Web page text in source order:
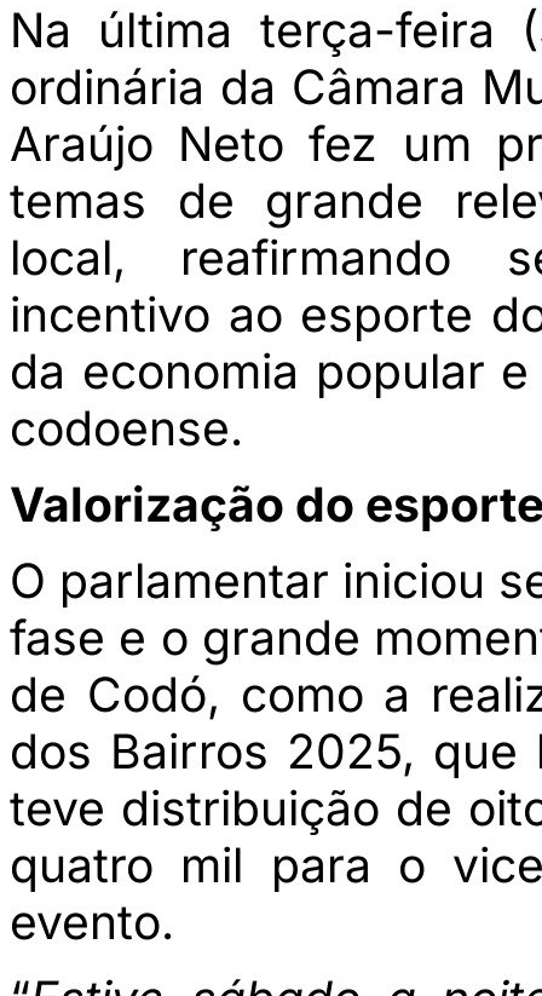
Na última terça-feira
ordinária da Câmara
Araújo Neto fez um
temas de grande
local, reafirmando
incentivo ao esporte
da economia popular
codoense.
Valorização do
O parlamentar iniciou
fase e o grande
de Codó, como a
dos Bairros 2025,
teve distribuição de
quatro mil para o
evento.